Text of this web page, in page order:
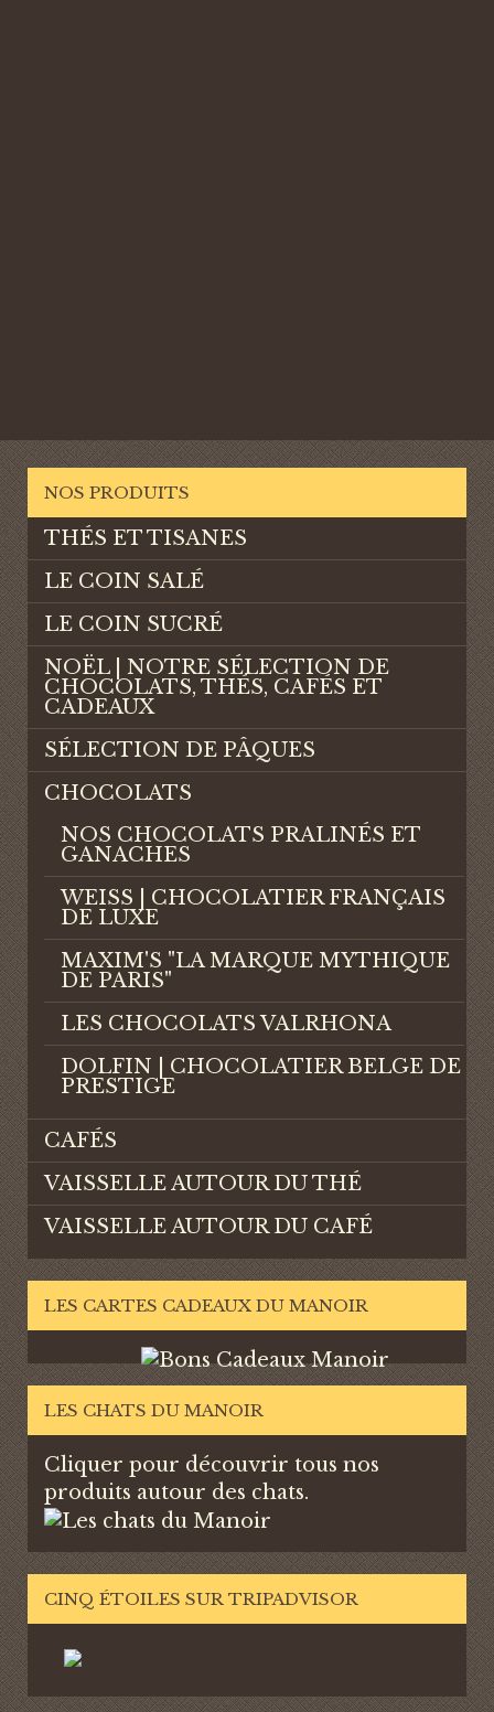
NOS PRODUITS
THÉS ET TISANES
LE COIN SALÉ
LE COIN SUCRÉ
NOËL | NOTRE SÉLECTION DE
CHOCOLATS, THÉS, CAFÉS ET
CADEAUX
SÉLECTION DE PÂQUES
CHOCOLATS
NOS CHOCOLATS PRALINÉS ET
GANACHES
WEISS | CHOCOLATIER FRANÇAIS
DE LUXE
MAXIM'S "LA MARQUE MYTHIQUE
DE PARIS"
LES CHOCOLATS VALRHONA
DOLFIN | CHOCOLATIER BELGE DE
PRESTIGE
CAFÉS
VAISSELLE AUTOUR DU THÉ
VAISSELLE AUTOUR DU CAFÉ
LES CARTES CADEAUX DU MANOIR
LES CHATS DU MANOIR
Cliquer pour découvrir tous nos
produits autour des chats.
CINQ ÉTOILES SUR TRIPADVISOR